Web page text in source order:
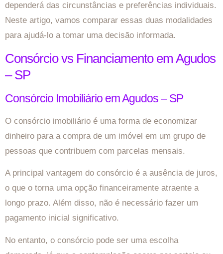
dependerá das circunstâncias e preferências individuais.
Neste artigo, vamos comparar essas duas modalidades
para ajudá-lo a tomar uma decisão informada.
Consórcio vs Financiamento em Agudos
– SP
Consórcio Imobiliário em Agudos – SP
O consórcio imobiliário é uma forma de economizar
dinheiro para a compra de um imóvel em um grupo de
pessoas que contribuem com parcelas mensais.
A principal vantagem do consórcio é a ausência de juros,
o que o torna uma opção financeiramente atraente a
longo prazo. Além disso, não é necessário fazer um
pagamento inicial significativo.
No entanto, o consórcio pode ser uma escolha